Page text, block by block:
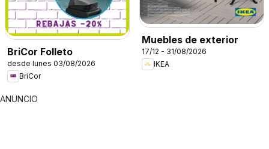
BriCor Folleto
desde lunes 03/08/2026
BriCor
Muebles de exterior
17/12 - 31/08/2026
IKEA
ANUNCIO